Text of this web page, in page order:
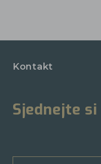
Kontakt
Sjednejte